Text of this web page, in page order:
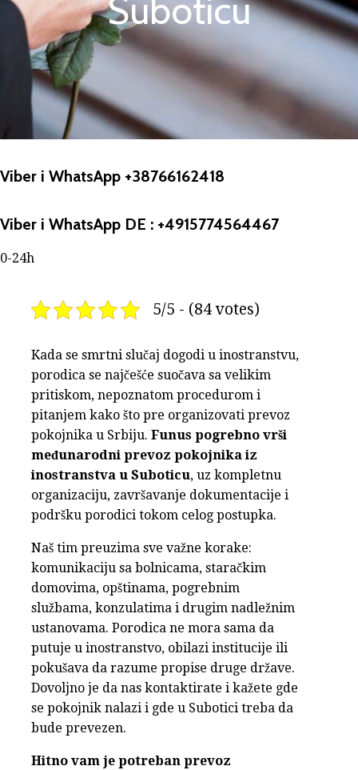
Suboticu
Viber i WhatsApp +38766162418
Viber i WhatsApp DE : +4915774564467
0-24h
5/5 - (84 votes)
Kada se smrtni slučaj dogodi u inostranstvu,
porodica se najčešće suočava sa velikim
pritiskom, nepoznatom procedurom i
pitanjem kako što pre organizovati prevoz
pokojnika u Srbiju. Funus pogrebno vrši
međunarodni prevoz pokojnika iz
inostranstva u Suboticu, uz kompletnu
organizaciju, završavanje dokumentacije i
podršku porodici tokom celog postupka.
Naš tim preuzima sve važne korake:
komunikaciju sa bolnicama, staračkim
domovima, opštinama, pogrebnim
službama, konzulatima i drugim nadležnim
ustanovama. Porodica ne mora sama da
putuje u inostranstvo, obilazi institucije ili
pokušava da razume propise druge države.
Dovoljno je da nas kontaktirate i kažete gde
se pokojnik nalazi i gde u Subotici treba da
bude prevezen.
Hitno vam je potreban prevoz